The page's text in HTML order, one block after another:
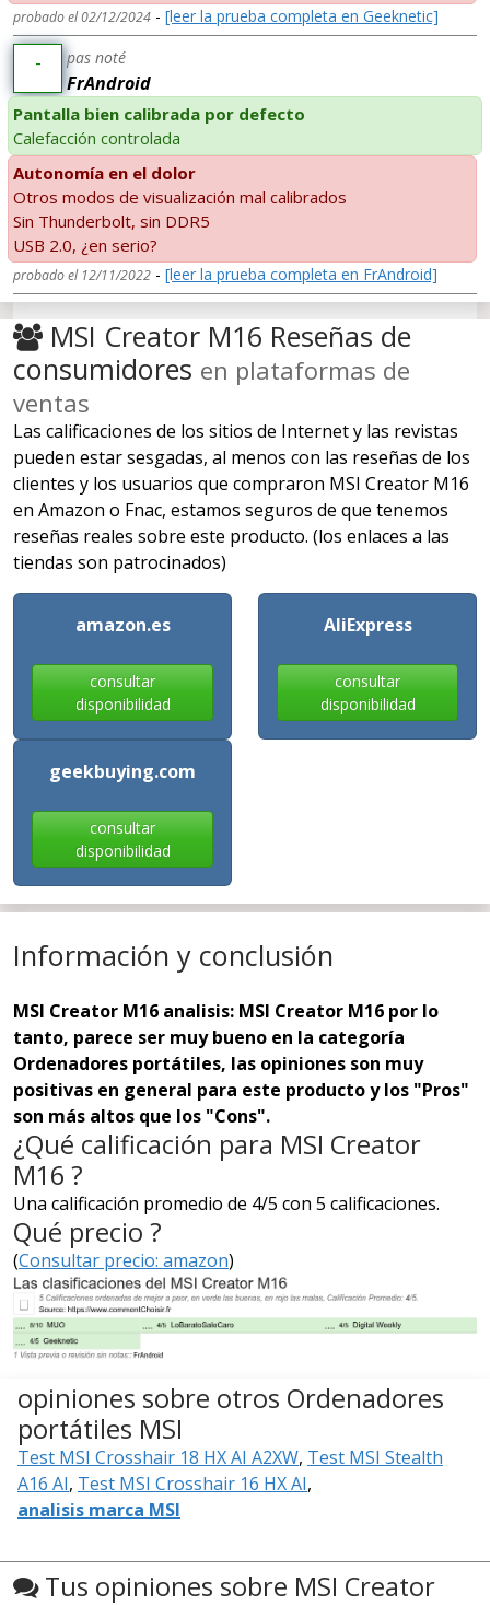
probado el 02/12/2024 - [leer la prueba completa en Geeknetic]
- pas noté
FrAndroid
Pantalla bien calibrada por defecto
Calefacción controlada
Autonomía en el dolor
Otros modos de visualización mal calibrados
Sin Thunderbolt, sin DDR5
USB 2.0, ¿en serio?
probado el 12/11/2022 - [leer la prueba completa en FrAndroid]
MSI Creator M16 Reseñas de
consumidores en plataformas de
ventas
Las calificaciones de los sitios de Internet y las revistas
pueden estar sesgadas, al menos con las reseñas de los
clientes y los usuarios que compraron MSI Creator M16
en Amazon o Fnac, estamos seguros de que tenemos
reseñas reales sobre este producto. (los enlaces a las
tiendas son patrocinados)
amazon.es
consultar
disponibilidad
AliExpress
consultar
disponibilidad
geekbuying.com
consultar
disponibilidad
Información y conclusión
MSI Creator M16 analisis: MSI Creator M16 por lo
tanto, parece ser muy bueno en la categoría
Ordenadores portátiles, las opiniones son muy
positivas en general para este producto y los "Pros"
son más altos que los "Cons".
¿Qué calificación para MSI Creator
M16 ?
Una calificación promedio de 4/5 con 5 calificaciones.
Qué precio ?
(Consultar precio: amazon)
opiniones sobre otros Ordenadores
portátiles MSI
Test MSI Crosshair 18 HX AI A2XW, Test MSI Stealth
A16 AI, Test MSI Crosshair 16 HX AI,
analisis marca MSI
Tus opiniones sobre MSI Creator